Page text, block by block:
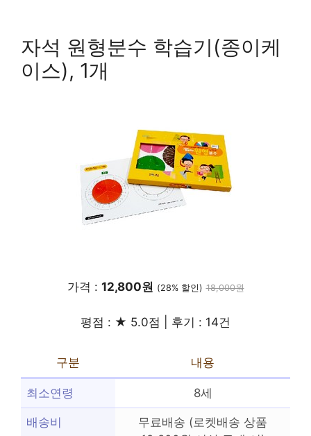
자석 원형분수 학습기(종이케
이스), 1개
가격 : 12,800원 (28% 할인) 18,000원
평점 : ★ 5.0점 | 후기 : 14건
구분 내용
최소연령 8세
배송비
무료배송 (로켓배송 상품